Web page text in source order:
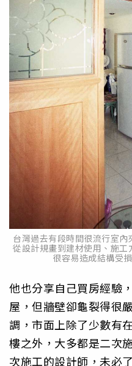
台灣過去有段時間很流行室
從設計規畫到建材使用、施
很容易造成結構受
他也分享自己買房經驗
屋，但牆壁卻龜裂得很
調，市面上除了少數有
樓之外，大多都是二次
次施工的設計師，未必